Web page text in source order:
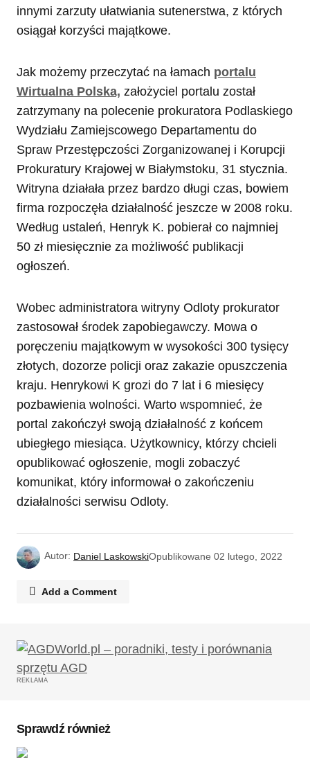
innymi zarzuty ułatwiania sutenerstwa, z których
osiągał korzyści majątkowe.
Jak możemy przeczytać na łamach portalu
Wirtualna Polska, założyciel portalu został
zatrzymany na polecenie prokuratora Podlaskiego
Wydziału Zamiejscowego Departamentu do
Spraw Przestępczości Zorganizowanej i Korupcji
Prokuratury Krajowej w Białymstoku, 31 stycznia.
Witryna działała przez bardzo długi czas, bowiem
firma rozpoczęła działalność jeszcze w 2008 roku.
Według ustaleń, Henryk K. pobierał co najmniej
50 zł miesięcznie za możliwość publikacji
ogłoszeń.
Wobec administratora witryny Odloty prokurator
zastosował środek zapobiegawczy. Mowa o
poręczeniu majątkowym w wysokości 300 tysięcy
złotych, dozorze policji oraz zakazie opuszczenia
kraju. Henrykowi K grozi do 7 lat i 6 miesięcy
pozbawienia wolności. Warto wspomnieć, że
portal zakończył swoją działalność z końcem
ubiegłego miesiąca. Użytkownicy, którzy chcieli
opublikować ogłoszenie, mogli zobaczyć
komunikat, który informował o zakończeniu
działalności serwisu Odloty.
Autor: Daniel LaskowskiOpublikowane 02 lutego, 2022
Add a Comment
Twój adres email nie zostanie opublikowany.
Wymagane pola są oznaczone
REKLAMA
Sprawdź również